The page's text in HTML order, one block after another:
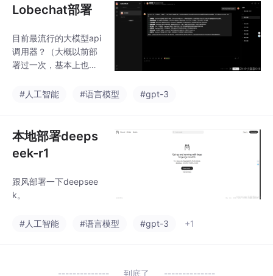
Lobechat部署
目前最流行的大模型api
调用器？（大概以前部
署过一次，基本上也没
额度了先白嫖月之暗面
开了再搞点deepseek
的玩玩。
#人工智能 #语言模型 #gpt-3
本地部署deeps
eek-r1
跟风部署一下deepsee
k。
#人工智能 #语言模型 #gpt-3 +1
到底了